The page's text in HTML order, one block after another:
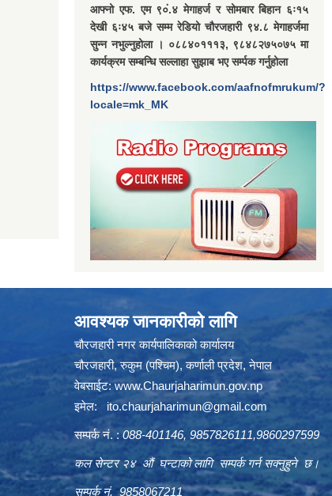
आफ्नो एफ. एम ९०ं.४ मेगाहर्ज र सोमबार बिहान ६ः१५
देखी ६ः४५ बजे सम्म रेडियो चौरजहारी ९४.८ मेगाहर्जमा
सुन्न नभुल्नुहोला । ०८८४०१११३, ९८४८२७५०७५ मा
कार्यक्रम सम्बन्धि सल्लाहा सुझाब भए सर्म्पक गर्नुहोला
https://www.facebook.com/aafnofmrukum/?
locale=mk_MK
आवश्यक जानकारीको लागि
चौरजहारी नगर कार्यपालिकाको कार्यालय
चौरजहारी, रुकुम (पश्चिम), कर्णाली प्रदेश, नेपाल
वेबसाईट:www.Chaurjaharimun.gov.np
इमेल: ito.chaurjaharimun@gmail.com
सम्पर्क नं. : 088-401146, 9857826111,9860297599
कल सेन्टर २४ औं घन्टाको लागि सम्पर्क गर्न सक्नुहुने छ।
सम्पर्क नं. 9858067211